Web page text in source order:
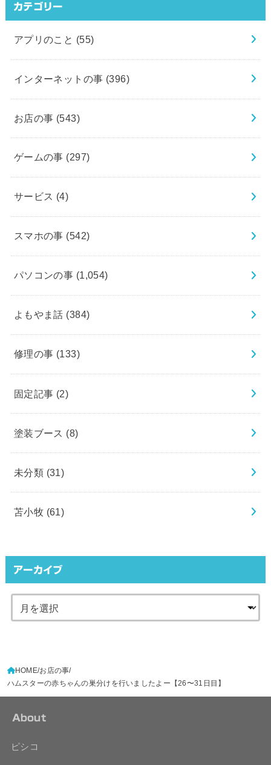
カテゴリー
アプリのこと (55)
インターネットの事 (396)
お店の事 (543)
ゲームの事 (297)
サービス (4)
スマホの事 (542)
パソコンの事 (1,054)
よもやま話 (384)
修理の事 (133)
固定記事 (2)
塗装ブース (8)
未分類 (31)
苫小牧 (61)
アーカイブ
HOME お店の事
ハムスターの赤ちゃんの巣分けを行いましたよー【26〜31日目】
About
ピシコ